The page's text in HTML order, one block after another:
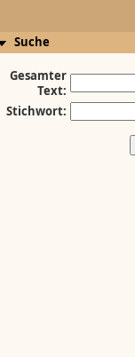
Suche
Gesamter
Text:
Stichwort: